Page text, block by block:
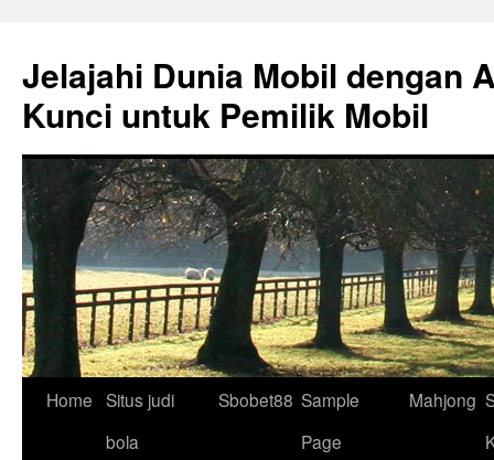
content
Jelajahi Dunia Mobil dengan
Kunci untuk Pemilik Mobil
Home Situs judi
bola
Sbobet88 Sample
Page
Mahjong